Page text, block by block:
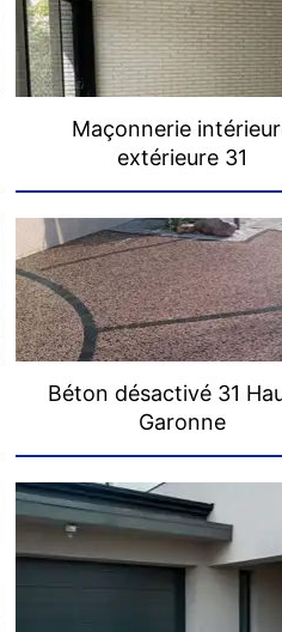
Maçonnerie
extérieure 31
Béton désactivé 31
Garonne